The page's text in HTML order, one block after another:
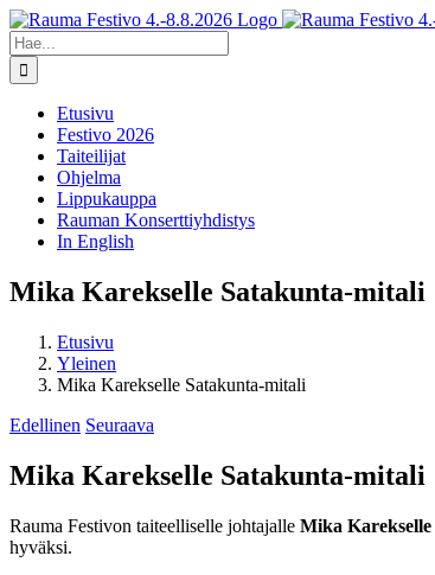
Skip
to
content
Facebook
X
Instagram
YouTube
Etsi
...
Etusivu
Festivo 2026
Taiteilijat
Ohjelma
Lippukauppa
Rauman Konserttiyhdistys
In English
Mika Karekselle Satakunta-mitali
Etusivu
Yleinen
Mika Karekselle Satakunta-mitali
Edellinen Seuraava
Mika Karekselle Satakunta-mitali
Rauma Festivon taiteelliselle johtajalle Mika Karekselle
hyväksi.